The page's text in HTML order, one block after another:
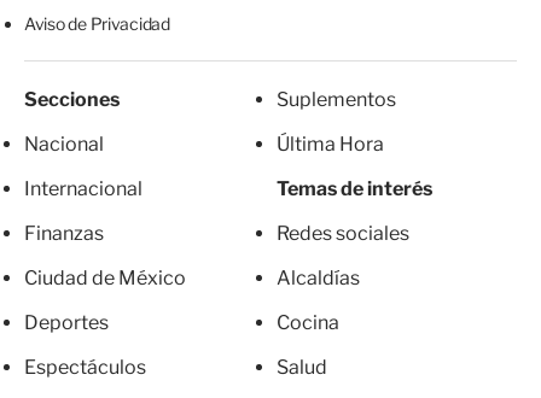
Aviso de Privacidad
Secciones
Nacional
Internacional
Finanzas
Ciudad de México
Deportes
Espectáculos
Suplementos
Última Hora
Temas de interés
Redes sociales
Alcaldías
Cocina
Salud